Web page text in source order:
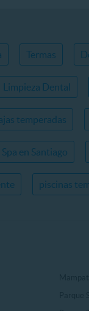
Termas
Limpieza Dental
temperadas
Spa en Santiago
piscinas